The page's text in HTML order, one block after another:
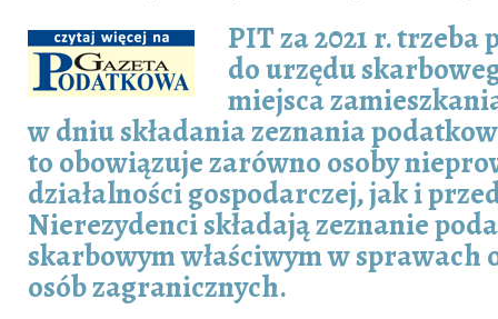
PIT za 2021 r. trzeba
do urzędu
miejsca
w dniu składania zeznania
to obowiązuje zarówno osoby
działalności gospodarczej, jak i
Nierezydenci składają zeznanie
skarbowym właściwym w sprawach
osób zagranicznych.